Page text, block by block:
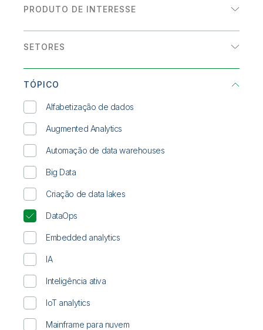
Onboarding
Documentação do Produto
Sala de Imprensa
Qlik
Relatório de analistas
Resumo de solução
WEBINAR SOB DEMANDA
Whitepaper
PRODUTO DE INTERESSE
Analytics
SETORES
Energia e utilities
Serviços financeiros
Setor público
Transporte/Logística
Varejo
TÓPICO
Alfabetização de dados
Augmented Analytics
Automação de data warehouses
Big Data
Criação de data lakes
DataOps
Embedded analytics
IA
Inteligência ativa
IoT analytics
Mainframe para nuvem